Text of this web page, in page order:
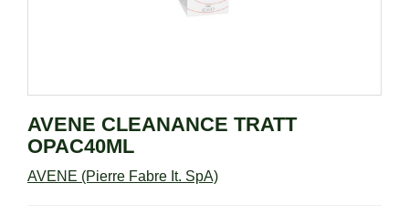
AVENE CLEANANCE TRATT
OPAC40ML
AVENE (Pierre Fabre It. SpA)